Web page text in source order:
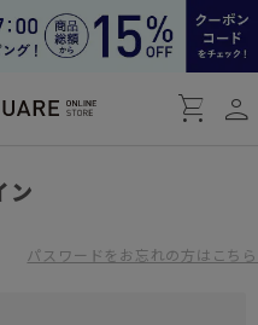
shopping_cart person
ン
パスワードをお忘れの方はこちら